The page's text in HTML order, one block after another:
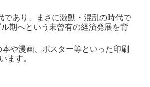
であり、まさに激動・混乱の時代で
期へという未曾有の経済発展を背
本や漫画、ポスター等といった印刷
ます。